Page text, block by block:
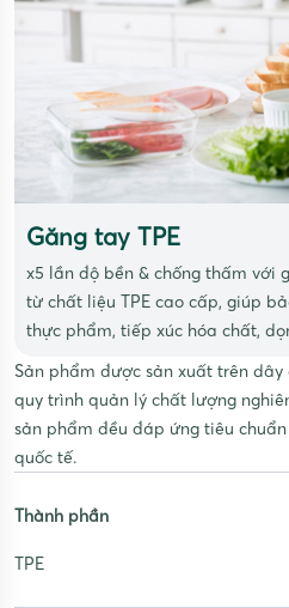
Găng tay TPE
x5 lần độ bền & chống thấm với
từ chất liệu TPE cao cấp, giúp
thực phẩm, tiếp xúc hóa chất,
Sản phẩm được sản xuất trên
quy trình quản lý chất lượng
sản phẩm đều đáp ứng tiêu
quốc tế.
Thành phần
TPE